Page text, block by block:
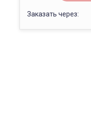
Заказать через: